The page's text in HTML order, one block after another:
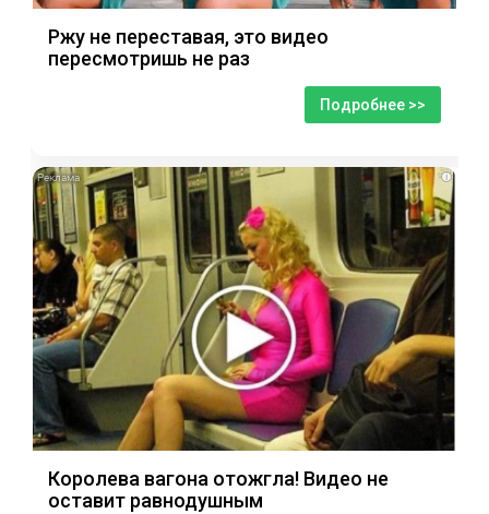
Ржу не переставая, это видео
пересмотришь не раз
Подробнее >>
i
Королева вагона отожгла! Видео не
оставит равнодушным